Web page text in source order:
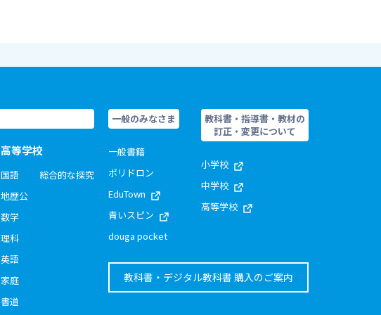
高等学校
国語
地歴公
数学
理科
英語
家庭
書道
総合的な探究
一般のみなさま
一般書籍
ポリドロン
EduTown
青いスピン
douga pocket
教科書・指導書・教材の
訂正・変更について
小学校
中学校
高等学校
教科書・デジタル教科書 購入のご案内